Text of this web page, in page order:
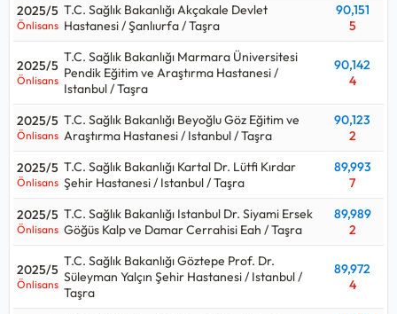
2025/5
Önlisans
T.C. Sağlık Bakanlığı Akçakale Devlet
Hastanesi / Şanlıurfa / Taşra
90,151
5
2025/5
Önlisans
T.C. Sağlık Bakanlığı Marmara Üniversitesi
Pendik Eğitim ve Araştırma Hastanesi /
Istanbul / Taşra
90,142
4
2025/5
Önlisans
T.C. Sağlık Bakanlığı Beyoğlu Göz Eğitim ve
Araştırma Hastanesi / Istanbul / Taşra
90,123
2
2025/5
Önlisans
T.C. Sağlık Bakanlığı Kartal Dr. Lütfi Kırdar
Şehir Hastanesi / Istanbul / Taşra
89,993
7
2025/5
Önlisans
T.C. Sağlık Bakanlığı Istanbul Dr. Siyami Ersek
Göğüs Kalp ve Damar Cerrahisi Eah / Taşra
89,989
2
2025/5
Önlisans
T.C. Sağlık Bakanlığı Göztepe Prof. Dr.
Süleyman Yalçın Şehir Hastanesi / Istanbul /
Taşra
89,972
4